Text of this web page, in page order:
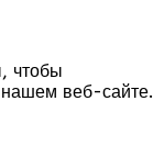
чтобы
веб-сайте.